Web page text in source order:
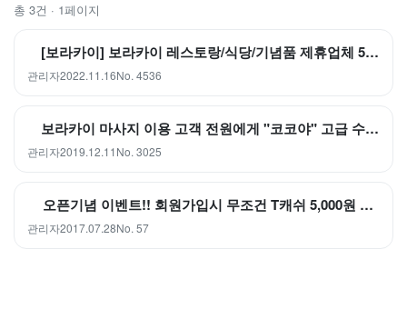
총 3건 · 1페이지
[보라카이] 보라카이 레스토랑/식당/기념품 제휴업체 5-20% 할인 혜택
관리자2022.11.16No. 4536
보라카이 마사지 이용 고객 전원에게 "코코야" 고급 수제비누 증정
관리자2019.12.11 No. 3025
오픈기념 이벤트!! 회원가입시 무조건 T캐쉬 5,000원 지급!!
관리자2017.07.28No. 57